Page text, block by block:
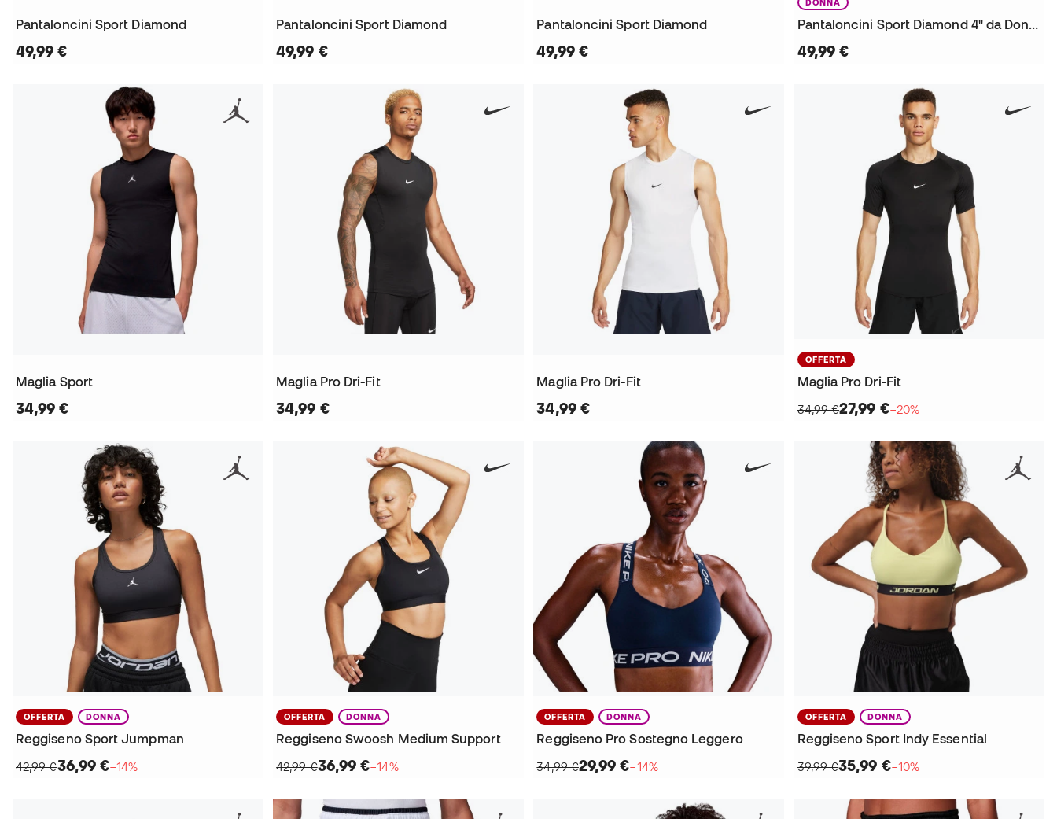
Pantaloncini Sport Diamond
49,99 €
Pantaloncini Sport Diamond
49,99 €
Pantaloncini Sport Diamond
49,99 €
DONNA
Pantaloncini Sport Diamond 4" da Donna
49,99 €
Maglia Sport
34,99 €
Maglia Pro Dri-Fit
34,99 €
Maglia Pro Dri-Fit
34,99 €
OFFERTA
Maglia Pro Dri-Fit
34,99 €27,99 €−20%
OFFERTA DONNA
Reggiseno Sport Jumpman
42,99 €36,99 €−14%
OFFERTA DONNA
Reggiseno Swoosh Medium Support
42,99 €36,99 €−14%
OFFERTA DONNA
Reggiseno Pro Sostegno Leggero
34,99 €29,99 €−14%
OFFERTA DONNA
Reggiseno Sport Indy Essential
39,99 €35,99 €−10%